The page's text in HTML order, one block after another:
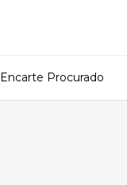
Encarte Procurado